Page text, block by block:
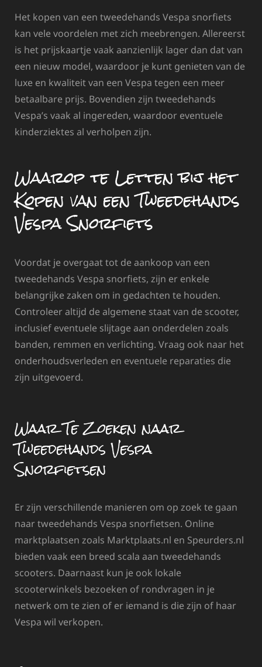
Het kopen van een tweedehands Vespa snorfiets
kan vele voordelen met zich meebrengen. Allereerst
is het prijskaartje vaak aanzienlijk lager dan dat van
een nieuw model, waardoor je kunt genieten van de
luxe en kwaliteit van een Vespa tegen een meer
betaalbare prijs. Bovendien zijn tweedehands
Vespa’s vaak al ingereden, waardoor eventuele
kinderziektes al verholpen zijn.
Waarop te Letten bij het
Kopen van een Tweedehands
Vespa Snorfiets
Voordat je overgaat tot de aankoop van een
tweedehands Vespa snorfiets, zijn er enkele
belangrijke zaken om in gedachten te houden.
Controleer altijd de algemene staat van de scooter,
inclusief eventuele slijtage aan onderdelen zoals
banden, remmen en verlichting. Vraag ook naar het
onderhoudsverleden en eventuele reparaties die
zijn uitgevoerd.
Waar Te Zoeken naar
Tweedehands Vespa
Snorfietsen
Er zijn verschillende manieren om op zoek te gaan
naar tweedehands Vespa snorfietsen. Online
marktplaatsen zoals Marktplaats.nl en Speurders.nl
bieden vaak een breed scala aan tweedehands
scooters. Daarnaast kun je ook lokale
scooterwinkels bezoeken of rondvragen in je
netwerk om te zien of er iemand is die zijn of haar
Vespa wil verkopen.